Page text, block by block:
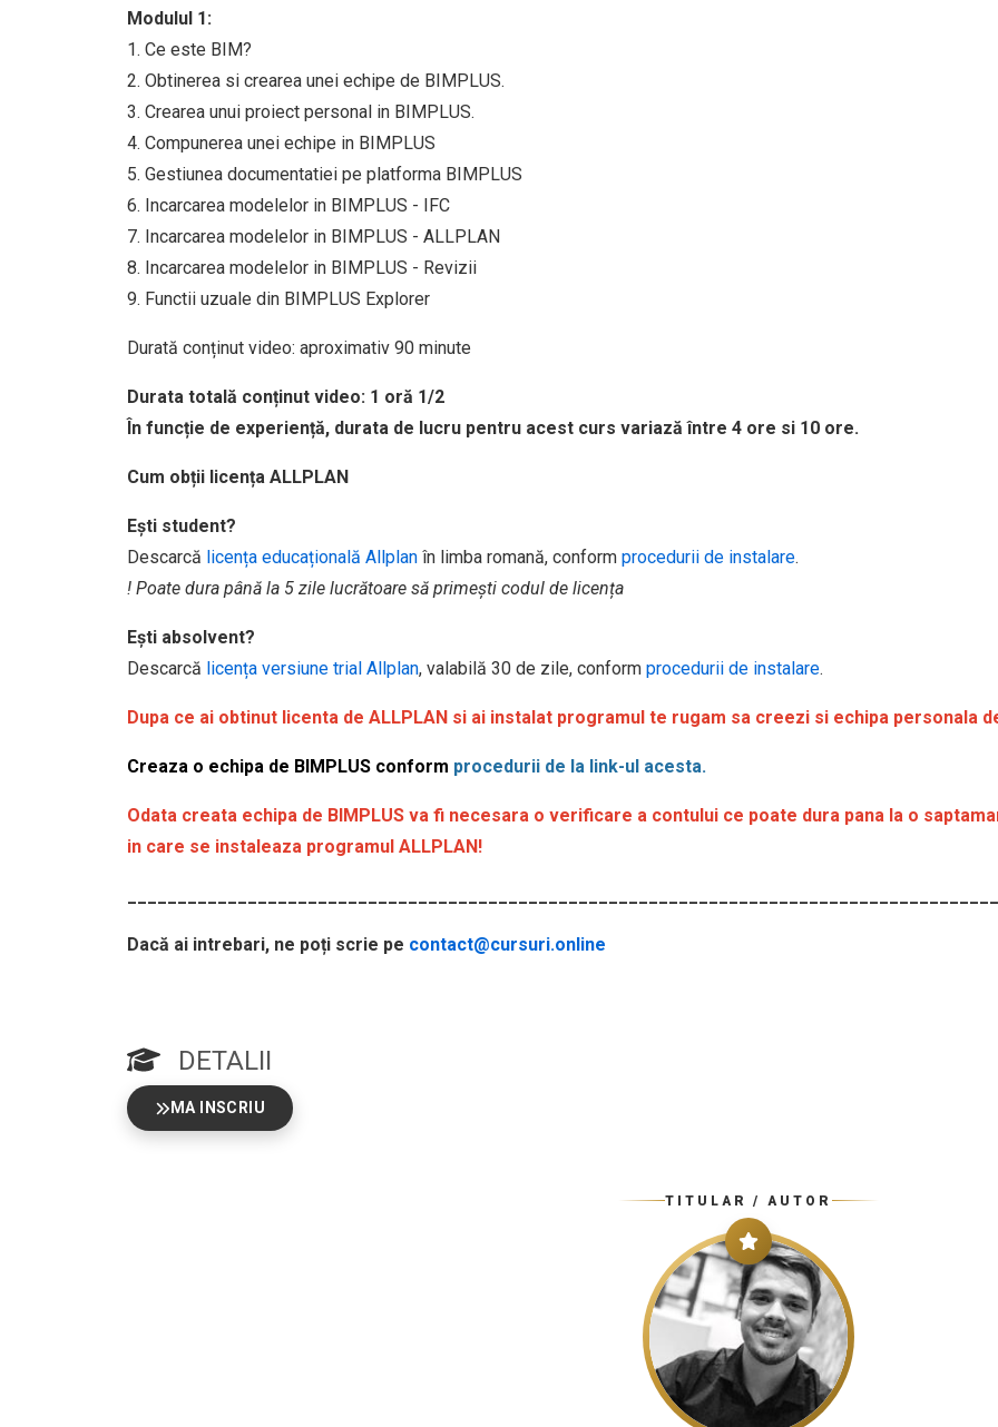
Modulul 1:
1. Ce este BIM?
2. Obtinerea si crearea unei echipe de BIMPLUS.
3. Crearea unui proiect personal in BIMPLUS.
4. Compunerea unei echipe in BIMPLUS
5. Gestiunea documentatiei pe platforma BIMPLUS
6. Incarcarea modelelor in BIMPLUS - IFC
7. Incarcarea modelelor in BIMPLUS - ALLPLAN
8. Incarcarea modelelor in BIMPLUS - Revizii
9. Functii uzuale din BIMPLUS Explorer
Durată conținut video: aproximativ 90 minute
Durata totală conținut video: 1 oră 1/2
În funcție de experiență, durata de lucru pentru acest curs variază între 4 ore si 10 ore.
Cum obții licența ALLPLAN
Ești student?
Descarcă licența educațională Allplan în limba romană, conform procedurii de instalare.
! Poate dura până la 5 zile lucrătoare să primești codul de licența
Ești absolvent?
Descarcă licența versiune trial Allplan, valabilă 30 de zile, conform procedurii de instalare.
Dupa ce ai obtinut licenta de ALLPLAN si ai instalat programul te rugam sa creezi si echipa personala
Creaza o echipa de BIMPLUS conform procedurii de la link-ul acesta.
Odata creata echipa de BIMPLUS va fi necesara o verificare a contului ce poate dura pana la o
in care se instaleaza programul ALLPLAN!
Dacă ai intrebari, ne poți scrie pe contact@cursuri.online
DETALII
MA INSCRIU
TITULAR / AUTOR